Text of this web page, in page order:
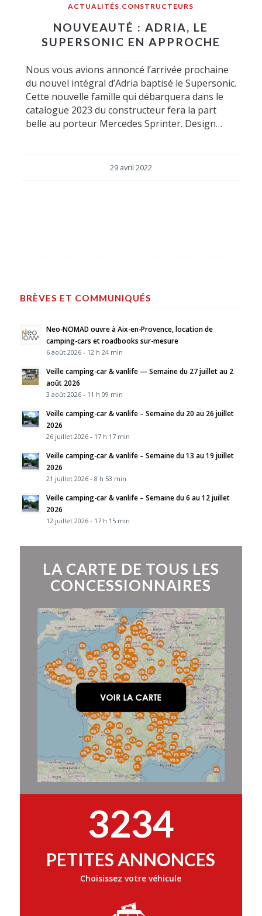
ACTUALITÉS CONSTRUCTEURS
NOUVEAUTÉ : ADRIA, LE
SUPERSONIC EN APPROCHE
Nous vous avions annoncé l’arrivée prochaine
du nouvel intégral d’Adria baptisé le Supersonic.
Cette nouvelle famille qui débarquera dans le
catalogue 2023 du constructeur fera la part
belle au porteur Mercedes Sprinter. Design…
29 avril 2022
BRÈVES ET COMMUNIQUÉS
Neo-NOMAD ouvre à Aix-en-Provence, location de
camping-cars et roadbooks sur-mesure
6 août 2026 - 12 h 24 min
Veille camping-car & vanlife — Semaine du 27 juillet au 2
août 2026
3 août 2026 - 11 h 09 min
Veille camping-car & vanlife – Semaine du 20 au 26 juillet
2026
26 juillet 2026 - 17 h 17 min
Veille camping-car & vanlife – Semaine du 13 au 19 juillet
2026
21 juillet 2026 - 8 h 53 min
Veille camping-car & vanlife – Semaine du 6 au 12 juillet
2026
12 juillet 2026 - 17 h 15 min
LA CARTE DE TOUS LES
CONCESSIONNAIRES
3234
PETITES ANNONCES
Choisissez votre véhicule